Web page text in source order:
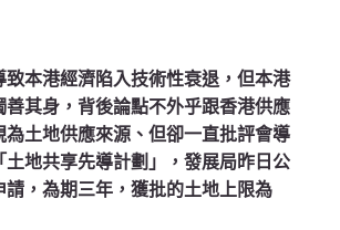
致本港經濟陷入技術性衰退，但本港
善其身，背後論點不外乎跟香港供應
為土地供應來源、但卻一直批評會導
土地共享先導計劃」，發展局昨日公
請，為期三年，獲批的土地上限為